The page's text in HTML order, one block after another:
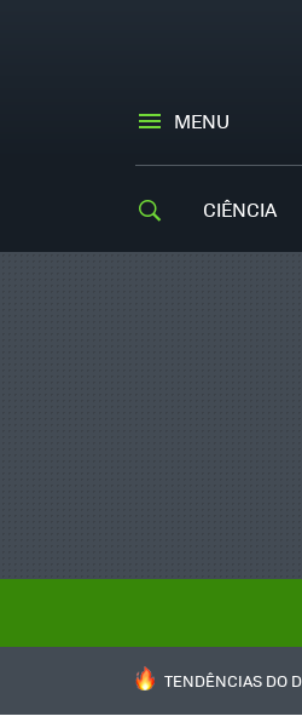
MENU
CIÊNCIA
TENDÊNCIAS DO